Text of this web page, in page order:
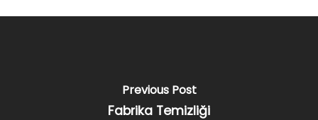
Previous Post
Fabrika Temizliği